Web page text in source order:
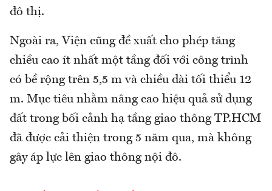
đô thị.
Ngoài ra, Viện cũng đề xuất cho phép tăng
chiều cao ít nhất một tầng đối với công trình
có bề rộng trên 5,5 m và chiều dài tối thiểu 12
m. Mục tiêu nhằm nâng cao hiệu quả sử dụng
đất trong bối cảnh hạ tầng giao thông TP.HCM
đã được cải thiện trong 5 năm qua, mà không
gây áp lực lên giao thông nội đô.